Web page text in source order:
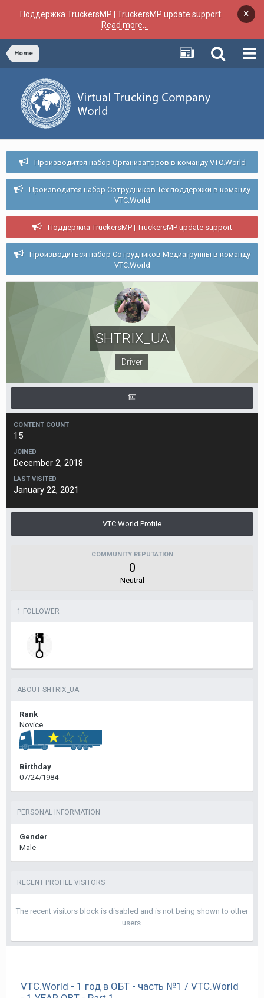
Поддержка TruckersMP | TruckersMP update support
Read more...
×
Home
Производится набор Организаторов в команду VTC.World
Производится набор Сотрудников Тех.поддержки в команду
VTC.World
Поддержка TruckersMP | TruckersMP update support
Производиться набор Сотрудников Медиагруппы в команду
VTC.World
SHTRIX_UA
Driver
CONTENT COUNT
15
JOINED
December 2, 2018
LAST VISITED
January 22, 2021
VTC.World Profile
COMMUNITY REPUTATION
0
Neutral
1 FOLLOWER
ABOUT SHTRIX_UA
Rank
Novice
Birthday
07/24/1984
PERSONAL INFORMATION
Gender
Male
RECENT PROFILE VISITORS
The recent visitors block is disabled and is not being shown to other
users.
VTC.World - 1 год в ОБТ - часть №1 / VTC.World